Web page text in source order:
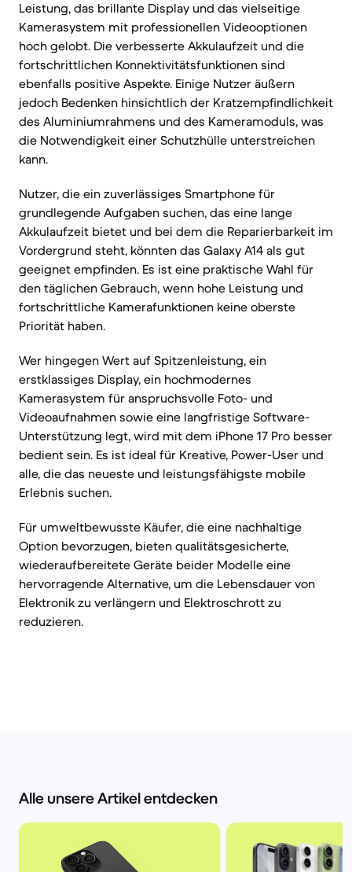
Leistung, das brillante Display und das vielseitige
Kamerasystem mit professionellen Videooptionen
hoch gelobt. Die verbesserte Akkulaufzeit und die
fortschrittlichen Konnektivitätsfunktionen sind
ebenfalls positive Aspekte. Einige Nutzer äußern
jedoch Bedenken hinsichtlich der Kratzempfindlichkeit
des Aluminiumrahmens und des Kameramoduls, was
die Notwendigkeit einer Schutzhülle unterstreichen
kann.
Nutzer, die ein zuverlässiges Smartphone für
grundlegende Aufgaben suchen, das eine lange
Akkulaufzeit bietet und bei dem die Reparierbarkeit im
Vordergrund steht, könnten das Galaxy A14 als gut
geeignet empfinden. Es ist eine praktische Wahl für
den täglichen Gebrauch, wenn hohe Leistung und
fortschrittliche Kamerafunktionen keine oberste
Priorität haben.
Wer hingegen Wert auf Spitzenleistung, ein
erstklassiges Display, ein hochmodernes
Kamerasystem für anspruchsvolle Foto- und
Videoaufnahmen sowie eine langfristige Software-
Unterstützung legt, wird mit dem iPhone 17 Pro besser
bedient sein. Es ist ideal für Kreative, Power-User und
alle, die das neueste und leistungsfähigste mobile
Erlebnis suchen.
Für umweltbewusste Käufer, die eine nachhaltige
Option bevorzugen, bieten qualitätsgesicherte,
wiederaufbereitete Geräte beider Modelle eine
hervorragende Alternative, um die Lebensdauer von
Elektronik zu verlängern und Elektroschrott zu
reduzieren.
Alle unsere Artikel entdecken